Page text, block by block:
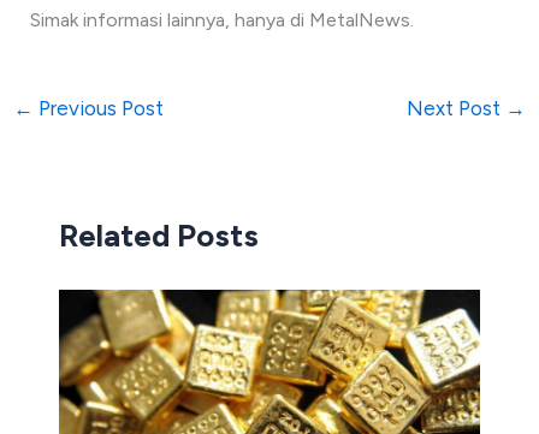
Simak informasi lainnya, hanya di MetalNews.
← Previous Post Next Post →
Related Posts